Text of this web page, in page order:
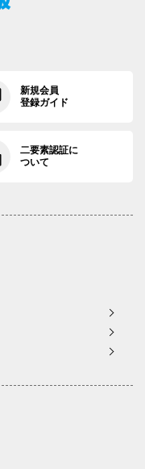
新規会員
登録ガイド
二要素認証に
ついて